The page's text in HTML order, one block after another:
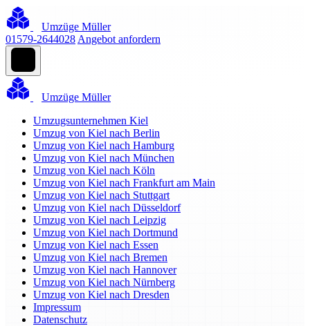
Umzüge Müller
01579-2644028 Angebot anfordern
Umzüge Müller
Umzugsunternehmen Kiel
Umzug von Kiel nach Berlin
Umzug von Kiel nach Hamburg
Umzug von Kiel nach München
Umzug von Kiel nach Köln
Umzug von Kiel nach Frankfurt am Main
Umzug von Kiel nach Stuttgart
Umzug von Kiel nach Düsseldorf
Umzug von Kiel nach Leipzig
Umzug von Kiel nach Dortmund
Umzug von Kiel nach Essen
Umzug von Kiel nach Bremen
Umzug von Kiel nach Hannover
Umzug von Kiel nach Nürnberg
Umzug von Kiel nach Dresden
Impressum
Datenschutz